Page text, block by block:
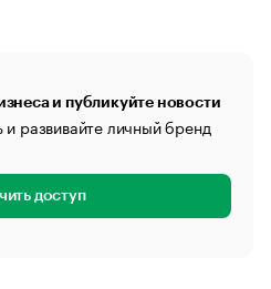
и публикуйте новости
развивайте личный бренд
доступ